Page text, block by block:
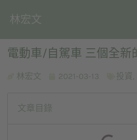
林宏文
電動車/自駕車 三個全新
林宏文 2021-03-13 投資,
文章目錄